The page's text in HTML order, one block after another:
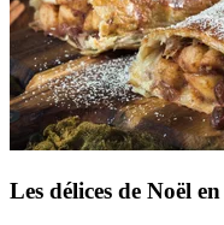
Les délices de Noël